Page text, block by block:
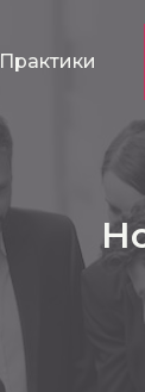
Практики